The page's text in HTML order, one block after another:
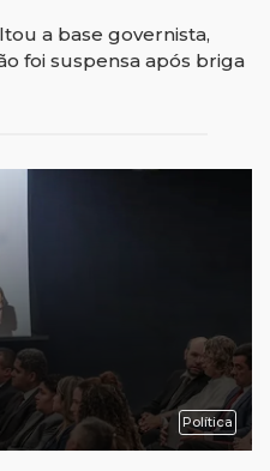
a base governista,
foi suspensa após briga
Política